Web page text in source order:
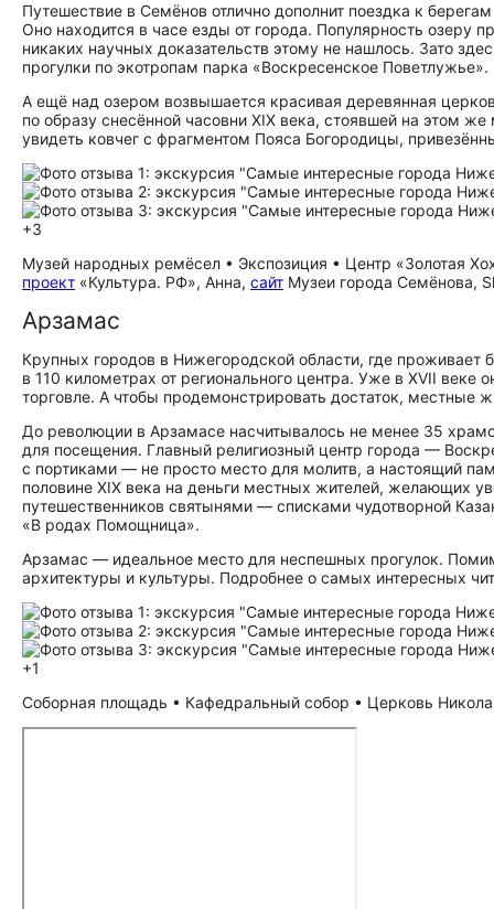
Путешествие в Семёнов отлично дополнит поездка к
Оно находится в часе езды от города. Популярность озеру
никаких научных доказательств этому не нашлось. Зато
прогулки по экотропам парка «Воскресенское Поветлужье».
А ещё над озером возвышается красивая деревянная
по образу снесённой часовни XIX века, стоявшей на этом
увидеть ковчег с фрагментом Пояса Богородицы,
+3
Музей народных ремёсел • Экспозиция • Центр «Золотая
проект «Культура. РФ», Анна, сайт Музеи города Семёнова,
Арзамас
Крупных городов в Нижегородской области, где
в 110 километрах от регионального центра. Уже в XVII
торговле. А чтобы продемонстрировать достаток, местные
До революции в Арзамасе насчитывалось не менее 35
для посещения. Главный религиозный центр города —
с портиками — не просто место для молитв, а настоящий
половине XIX века на деньги местных жителей, желающих
путешественников святынями — списками чудотворной
«В родах Помощница».
Арзамас — идеальное место для неспешных прогулок.
архитектуры и культуры. Подробнее о самых интересных
+1
Соборная площадь • Кафедральный собор • Церковь